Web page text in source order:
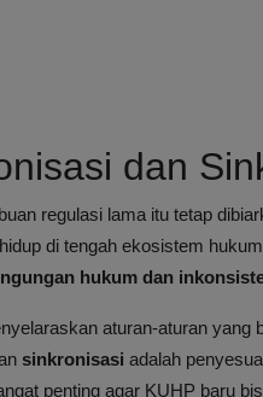
dan
regulasi lama itu tetap
di tengah ekosistem
hukum dan
aturan-aturan yang
sinkronisasi adalah
penting agar KUHP baru